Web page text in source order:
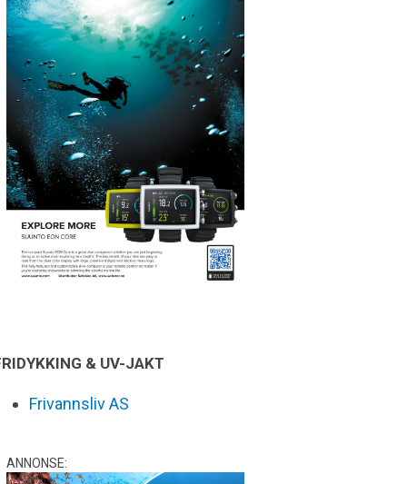
& UV-JAKT
Frivannsliv AS
ANNONSE: